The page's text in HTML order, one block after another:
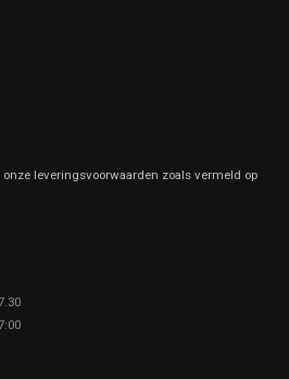
leveringsvoorwaarden zoals vermeld op